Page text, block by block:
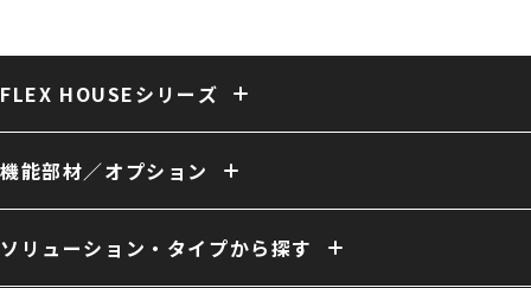
FLEX HOUSEシリーズ
固定式テント倉庫 大型固定式テント倉庫
伸縮式テント倉庫
保冷・保温テント倉庫
多用途 膜構造建築
機能部材／オプション
開口／出入口 庇／側面開口 雨樋 電動シャッター
外壁
換気
ファン 照明 室内床 クレーン
ソリューション・タイプから探す